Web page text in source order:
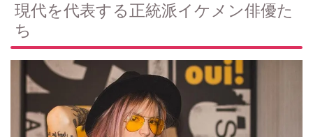
現代を代表する正統派イケメン俳優た
ち